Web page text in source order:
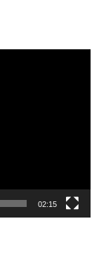
02:15